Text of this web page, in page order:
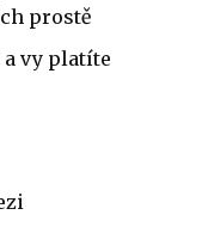
prostě
vy platíte